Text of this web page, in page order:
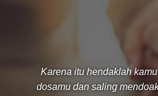
Karena itu hendaklah
dosamu dan saling